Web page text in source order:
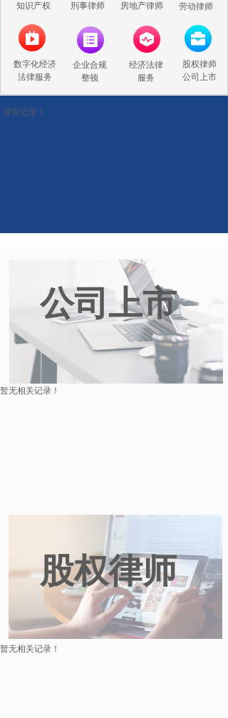
股权律师
公司上市
数字化经济
法律服务
经济法律
服务
企业合规
整顿
知识产权 刑事律师 房地产律师 劳动律师
没有记录！
暂无相关记录！
暂无相关记录！
公司上市
股权律师